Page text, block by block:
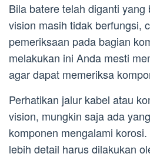
Bila batere telah diganti
vision masih tidak berfungsi,
pemeriksaan pada bagian
melakukan ini Anda mesti
agar dapat memeriksa
Perhatikan jalur kabel atau
vision, mungkin saja ada
komponen mengalami
lebih detail harus dilakukan